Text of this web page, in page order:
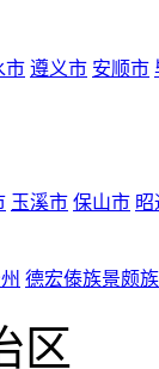
市 遵义市 安顺市
玉溪市 保山市
德宏傣族景颇
区